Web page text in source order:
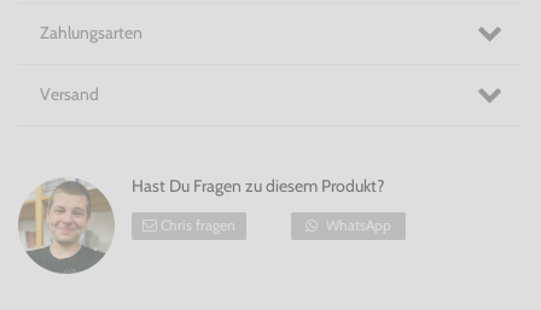
Zahlungsarten
Versand
Hast Du Fragen zu diesem Produkt?
Chris fragen WhatsApp